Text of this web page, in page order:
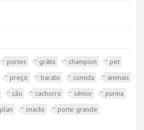
portes grátis champion
pet
preço barato comida
animais
cão cachorro sénior
purina
plan snacks
porte grande